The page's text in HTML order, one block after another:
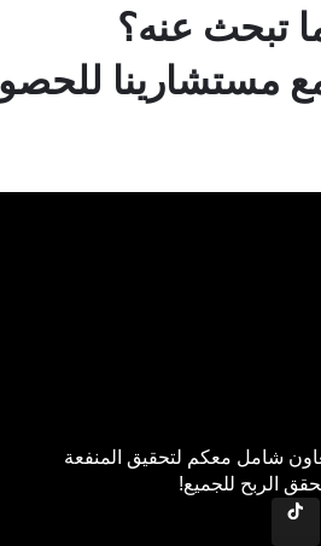
تبحث عنه؟
مستشارينا
شامل معكم لتحقيق المنفعة
تحقق الربح للجميع!